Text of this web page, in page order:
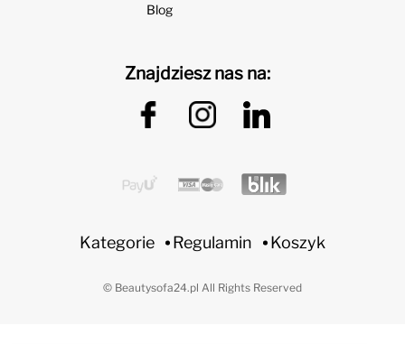
Blog
Znajdziesz nas na:
Kategorie Regulamin Koszyk
© Beautysofa24.pl All Rights Reserved